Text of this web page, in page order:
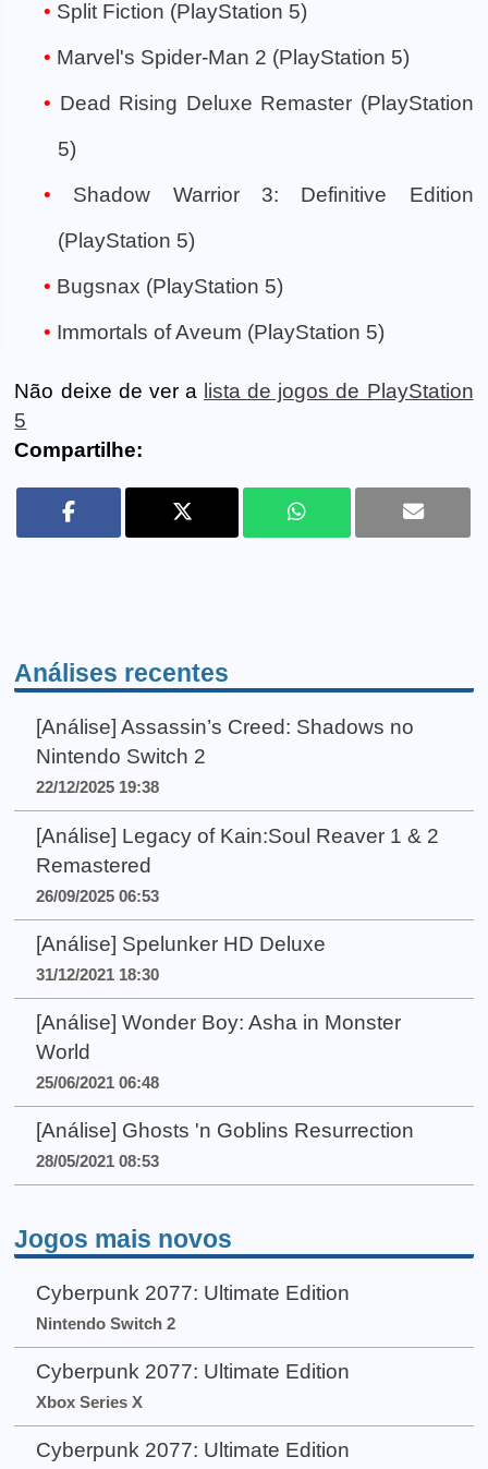
Split Fiction (PlayStation 5)
Marvel's Spider-Man 2 (PlayStation 5)
Dead Rising Deluxe Remaster (PlayStation
5)
Shadow Warrior 3: Definitive Edition
(PlayStation 5)
Bugsnax (PlayStation 5)
Immortals of Aveum (PlayStation 5)
Não deixe de ver a lista de jogos de PlayStation
5
Compartilhe:
Análises recentes
[Análise] Assassin’s Creed: Shadows no
Nintendo Switch 2
22/12/2025 19:38
[Análise] Legacy of Kain:Soul Reaver 1 & 2
Remastered
26/09/2025 06:53
[Análise] Spelunker HD Deluxe
31/12/2021 18:30
[Análise] Wonder Boy: Asha in Monster
World
25/06/2021 06:48
[Análise] Ghosts 'n Goblins Resurrection
28/05/2021 08:53
Jogos mais novos
Cyberpunk 2077: Ultimate Edition
Nintendo Switch 2
Cyberpunk 2077: Ultimate Edition
Xbox Series X
Cyberpunk 2077: Ultimate Edition